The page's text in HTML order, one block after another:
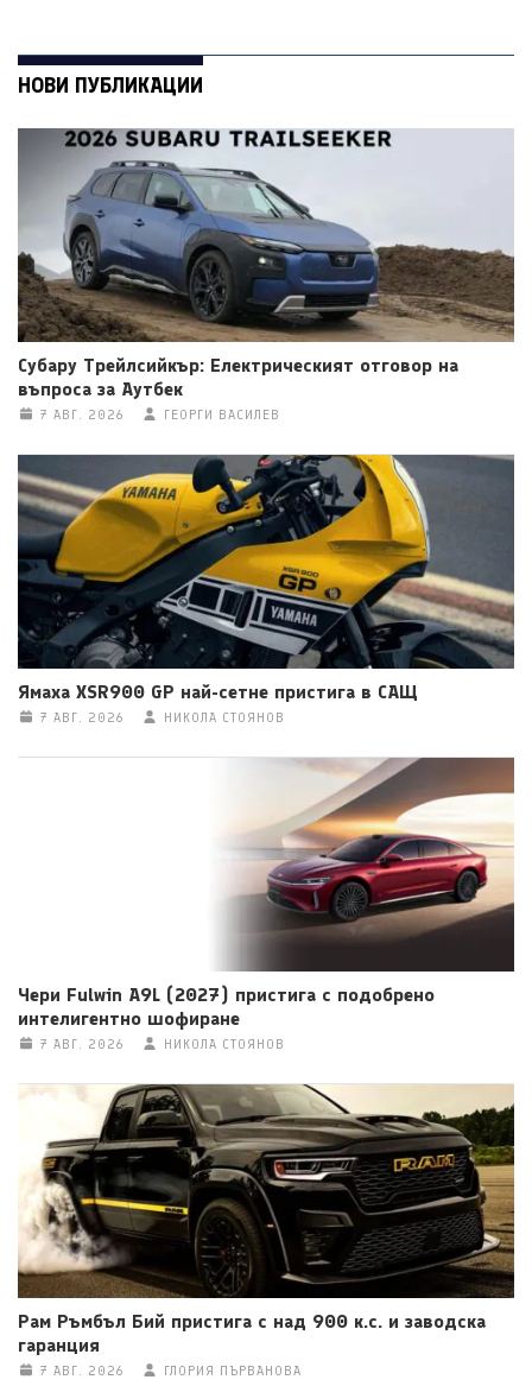
НОВИ ПУБЛИКАЦИИ
Субару Трейлсийкър: Електрическият отговор на
въпроса за Аутбек
7 АВГ. 2026 ГЕОРГИ ВАСИЛЕВ
Ямаха XSR900 GP най-сетне пристига в САЩ
7 АВГ. 2026 НИКОЛА СТОЯНОВ
Чери Fulwin A9L (2027) пристига с подобрено
интелигентно шофиране
7 АВГ. 2026 НИКОЛА СТОЯНОВ
Рам Ръмбъл Бий пристига с над 900 к.с. и заводска
гаранция
7 АВГ. 2026 ГЛОРИЯ ПЪРВАНОВА